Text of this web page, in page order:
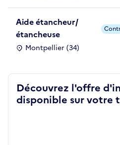
Aide étancheur/
étancheuse
Montpellier (34)
Découvrez l'offre
disponible sur votre